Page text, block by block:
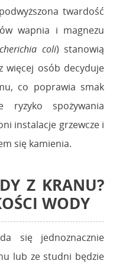
twardość
wapnia i magnezu
coli) stanowią
więcej osób decyduje
co poprawia smak
spożywania
instalacje grzewcze i
się kamienia.
Z KRANU?
WODY
się jednoznacznie
lub ze studni będzie